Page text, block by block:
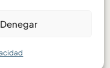
Denegar